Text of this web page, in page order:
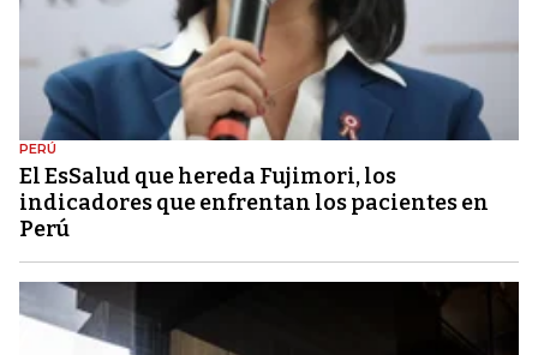
PERÚ
El EsSalud que hereda Fujimori, los
indicadores que enfrentan los pacientes en
Perú